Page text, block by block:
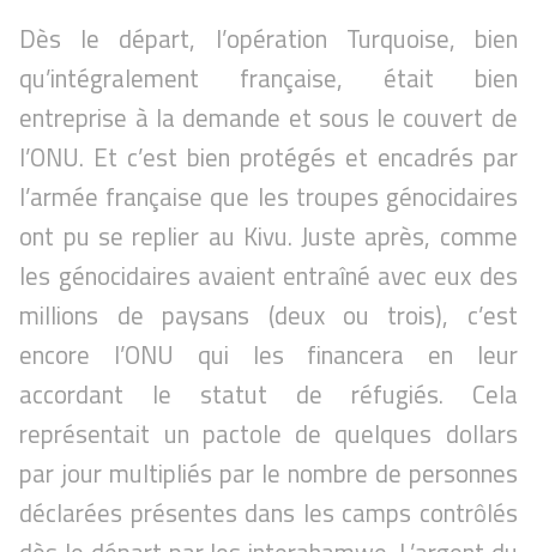
Dès le départ, l’opération Turquoise, bien
qu’intégralement française, était bien
entreprise à la demande et sous le couvert de
l’ONU. Et c’est bien protégés et encadrés par
l’armée française que les troupes génocidaires
ont pu se replier au Kivu. Juste après, comme
les génocidaires avaient entraîné avec eux des
millions de paysans (deux ou trois), c’est
encore l’ONU qui les financera en leur
accordant le statut de réfugiés. Cela
représentait un pactole de quelques dollars
par jour multipliés par le nombre de personnes
déclarées présentes dans les camps contrôlés